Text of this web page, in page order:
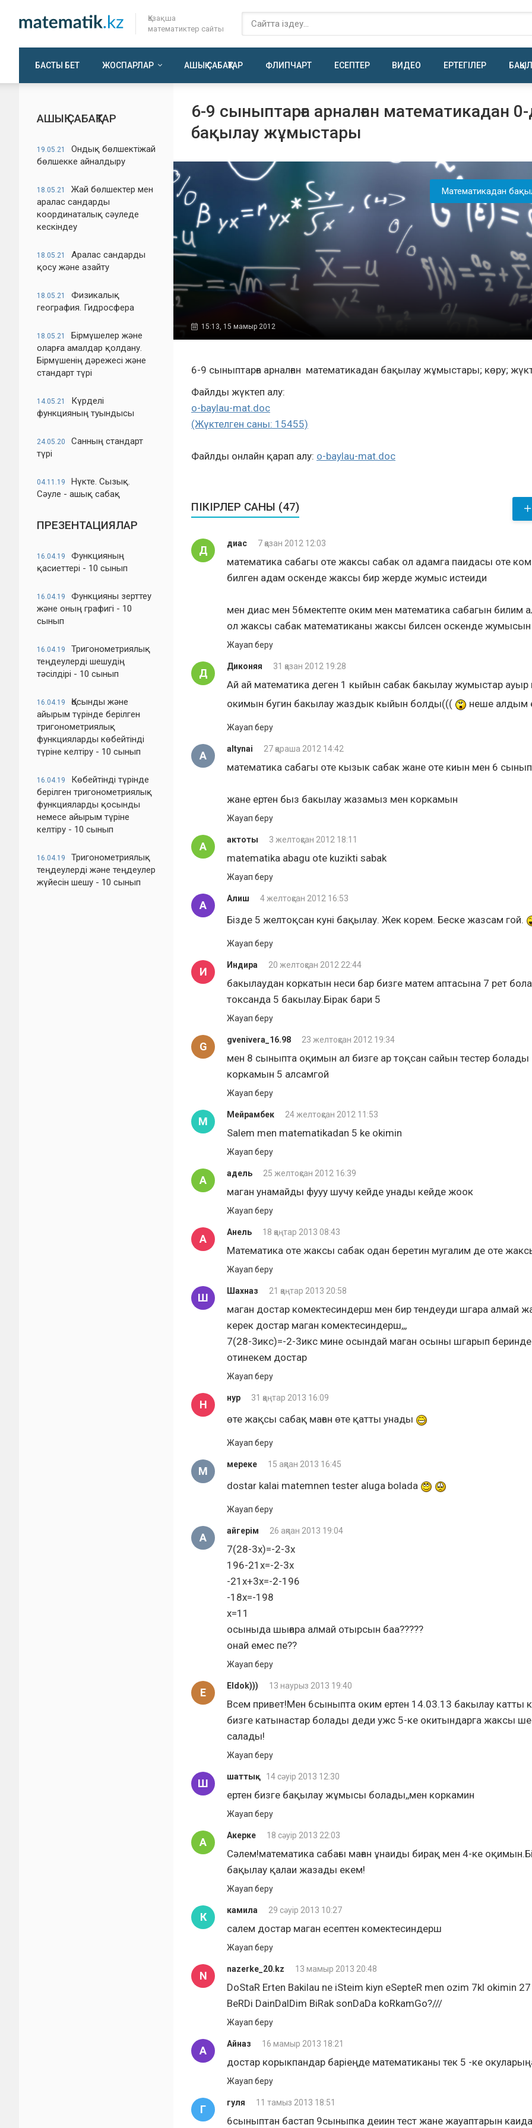
Қазақша
математиктер сайты
БАСТЫ БЕТ ЖОСПАРЛАР АШЫҚ САБАҚТАР ФЛИПЧАРТ ЕСЕПТЕР ВИДЕО ЕРТЕГІЛЕР
АШЫҚ САБАҚТАР
19.05.21
Ондық бөлшектіжай
бөлшекке айналдыру
18.05.21
Жай бөлшектер мен
аралас сандарды
координаталық сәуледе
кескіндеу
18.05.21
Аралас сандарды
қосу және азайту
18.05.21
Физикалық
география. Гидросфера
18.05.21
Бірмүшелер және
оларға амалдар қолдану.
Бірмүшенің дәрежесі және
стандарт түрі
14.05.21
Күрделі
функцияның туындысы
24.05.20
Санның стандарт
түрі
04.11.19
Нүкте. Сызық.
Сәуле - ашық сабақ
ПРЕЗЕНТАЦИЯЛАР
16.04.19
Функцияның
қасиеттері - 10 сынып
16.04.19
Функцияны зерттеу
және оның графигі - 10
сынып
16.04.19
Тригонометриялық
теңдеулерді шешудің
тәсілдірі - 10 сынып
16.04.19
Қосынды және
айырым түрінде берілген
тригонометриялық
функцияларды көбейтінді
түріне келтіру - 10 сынып
16.04.19
Көбейтінді түрінде
берілген тригонометриялық
функцияларды қосынды
немесе айырым түріне
келтіру - 10 сынып
16.04.19
Тригонометриялық
теңдеулерді және теңдеулер
жүйесін шешу - 10 сынып
6-9 сыныптарға арналған математикадан 0-
бақылау жұмыстары
Математикадан
15:13, 15 мамыр 2012
6-9 сыныптарға арналған математикадан бақылау жұмыстары; көру;
Файлды жүктеп алу:
o-baylau-mat.doc
(Жүктелген саны: 15455)
Файлды онлайн қарап алу: o-baylau-mat.doc
ПІКІРЛЕР САНЫ (47)
Д
диас 7 қазан 2012 12:03
математика сабагы оте жаксы сабак ол адамга паидасы оте
билген адам оскенде жаксы бир жерде жумыс истеиди
мен диас мен 56мектепте оким мен математика сабагын билим
ол жаксы сабак математиканы жаксы билсен оскенде
Жауап беру
Д
Диконяя 31 қазан 2012 19:28
Ай ай математика деген 1 кыйын сабак бакылау жумыстар
окимын бугин бакылау жаздык кыйын болды(((
неше алдым
Жауап беру
A
altynai 27 қараша 2012 14:42
математика сабагы оте кызык сабак жане оте киын мен 6
жане ертен быз бакылау жазамыз мен коркамын
Жауап беру
А
актоты 3 желтоқсан 2012 18:11
matematika abagu ote kuzikti sabak
Жауап беру
А
Алиш 4 желтоқсан 2012 16:53
Бізде 5 желтоқсан куні бақылау. Жек корем. Беске жазсам гой.
Жауап беру
И
Индира 20 желтоқсан 2012 22:44
бакылаудан коркатын неси бар бизге матем аптасына 7 рет
токсанда 5 бакылау.Бірак бари 5
Жауап беру
G
gvenivera_16.98 23 желтоқсан 2012 19:34
мен 8 сыныпта оқимын ал бизге ар тоқсан сайын тестер болады
коркамын 5 алсамгой
Жауап беру
М
Мейрамбек 24 желтоқсан 2012 11:53
Salem men matematikadan 5 ke okimin
Жауап беру
А
адель 25 желтоқсан 2012 16:39
маган унамайды фууу шучу кейде унады кейде жоок
Жауап беру
А
Анель 18 қаңтар 2013 08:43
Математика оте жаксы сабак одан беретин мугалим де оте
Жауап беру
Ш
Шахназ 21 қаңтар 2013 20:58
маган достар комектесиндерш мен бир тендеуди шгара алмай
керек достар маган комектесиндерш,,,
7(28-3икс)=-2-3икс мине осындай маган осыны шгарып
отинекем достар
Жауап беру
Н
нур 31 қаңтар 2013 16:09
өте жақсы сабақ маған өте қатты унады
Жауап беру
М
мереке 15 ақпан 2013 16:45
dostar kalai matemnen tester aluga bolada
Жауап беру
А
айгерім 26 ақпан 2013 19:04
7(28-3х)=-2-3х
196-21х=-2-3х
-21х+3х=-2-196
-18х=-198
х=11
осыныда шығара алмай отырсын баа?????
онай емес пе??
Жауап беру
E
Eldok))) 13 наурыз 2013 19:40
Всем привет!Мен 6сыныпта оким ертен 14.03.13 бакылау катты
бизге катынастар болады деди ужс 5-ке окитындарга жаксы
салады!
Жауап беру
Ш
шаттық 14 сәуір 2013 12:30
ертен бизге бақылау жұмысы болады,,мен коркамин
Жауап беру
А
Акерке 18 сәуір 2013 22:03
Сәлем!математика сабағы маған ұнаиды бирақ мен 4-ке
бақылау қалаи жазады екем!
Жауап беру
К
камила 29 сәуір 2013 10:27
салем достар маган есептен комектесиндерш
Жауап беру
N
nazerke_20.kz 13 мамыр 2013 20:48
DoStaR Erten Bakilau ne iSteim kiyn eSepteR men ozim 7kl okimin 27
BeRDi DainDalDim BiRak sonDaDa koRkamGo?///
Жауап беру
А
Айназ 16 мамыр 2013 18:21
достар корыкпандар баріеңде математиканы тек 5 -ке окуларыңа
Жауап беру
Г
гуля 11 тамыз 2013 18:51
6сыныптан бастап 9сыныпка деиин тест жане жауаптарын